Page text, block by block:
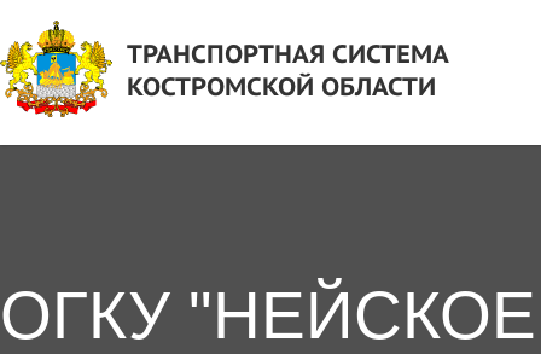
ТРАНСПОРТНАЯ СИСТЕМА
КОСТРОМСКОЙ ОБЛАСТИ
ОГКУ "НЕЙСКОЕ